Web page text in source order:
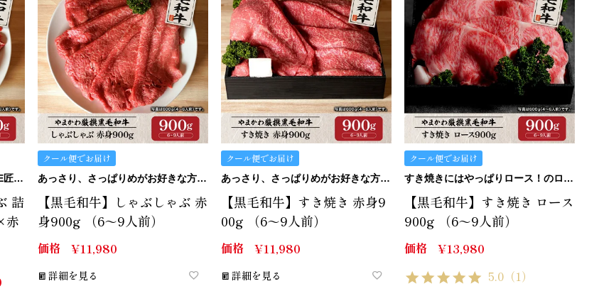
脂身も赤身もバランス良く。THE匠のしゃぶしゃぶセット。
詰
赤
クール便でお届け
あっさり、さっぱりめがお好きな方にはこの赤身。
【黒毛和牛】しゃぶしゃぶ 赤
身900g （6～9人前）
価格 ¥11,980
詳細を見る
クール便でお届け
あっさり、さっぱりめがお好きな方にはこの赤身。
【黒毛和牛】すき焼き 赤身9
00g （6～9人前）
価格 ¥11,980
詳細を見る
クール便でお届け
すき焼きにはやっぱりロース！のロースです。
【黒毛和牛】すき焼き ロース
900g （6～9人前）
価格 ¥13,980
5.0 （1）